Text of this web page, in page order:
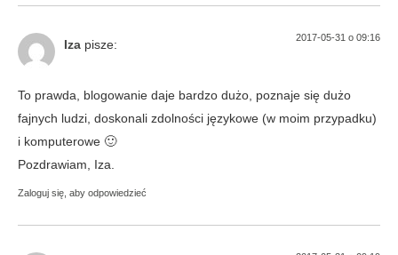
Iza pisze: 2017-05-31 o 09:16
To prawda, blogowanie daje bardzo dużo, poznaje się dużo
fajnych ludzi, doskonali zdolności językowe (w moim przypadku)
i komputerowe 🙂
Pozdrawiam, Iza.
Zaloguj się, aby odpowiedzieć